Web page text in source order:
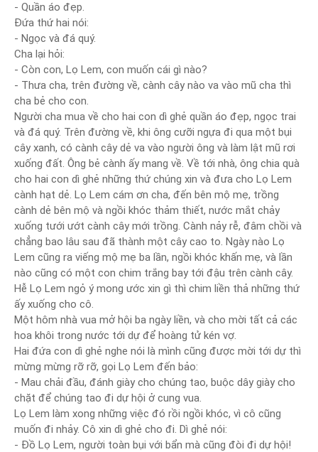
- Quần áo đẹp.
Đứa thứ hai nói:
- Ngọc và đá quý.
Cha lại hỏi:
- Còn con, Lọ Lem, con muốn cái gì nào?
- Thưa cha, trên đường về, cành cây nào va vào mũ cha thì
cha bẻ cho con.
Người cha mua về cho hai con dì ghẻ quần áo đẹp, ngọc trai
và đá quý. Trên đường về, khi ông cưỡi ngựa đi qua một bụi
cây xanh, có cành cây dẻ va vào người ông và làm lật mũ rơi
xuống đất. Ông bẻ cành ấy mang về. Về tới nhà, ông chia quà
cho hai con dì ghẻ những thứ chúng xin và đưa cho Lọ Lem
cành hạt dẻ. Lọ Lem cám ơn cha, đến bên mộ mẹ, trồng
cành dẻ bên mộ và ngồi khóc thảm thiết, nước mắt chảy
xuống tưới ướt cành cây mới trồng. Cành nảy rễ, đâm chồi và
chẳng bao lâu sau đã thành một cây cao to. Ngày nào Lọ
Lem cũng ra viếng mộ mẹ ba lần, ngồi khóc khấn mẹ, và lần
nào cũng có một con chim trắng bay tới đậu trên cành cây.
Hễ Lọ Lem ngỏ ý mong ước xin gì thì chim liền thả những thứ
ấy xuống cho cô.
Một hôm nhà vua mở hội ba ngày liền, và cho mời tất cả các
hoa khôi trong nước tới dự để hoàng tử kén vợ.
Hai đứa con dì ghẻ nghe nói là mình cũng được mời tới dự thì
mừng mừng rỡ rỡ, gọi Lọ Lem đến bảo:
- Mau chải đầu, đánh giày cho chúng tao, buộc dây giày cho
chặt để chúng tao đi dự hội ở cung vua.
Lọ Lem làm xong những việc đó rồi ngồi khóc, vì cô cũng
muốn đi nhảy. Cô xin dì ghẻ cho đi. Dì ghẻ nói:
- Đồ Lọ Lem, người toàn bụi với bẩn mà cũng đòi đi dự hội!